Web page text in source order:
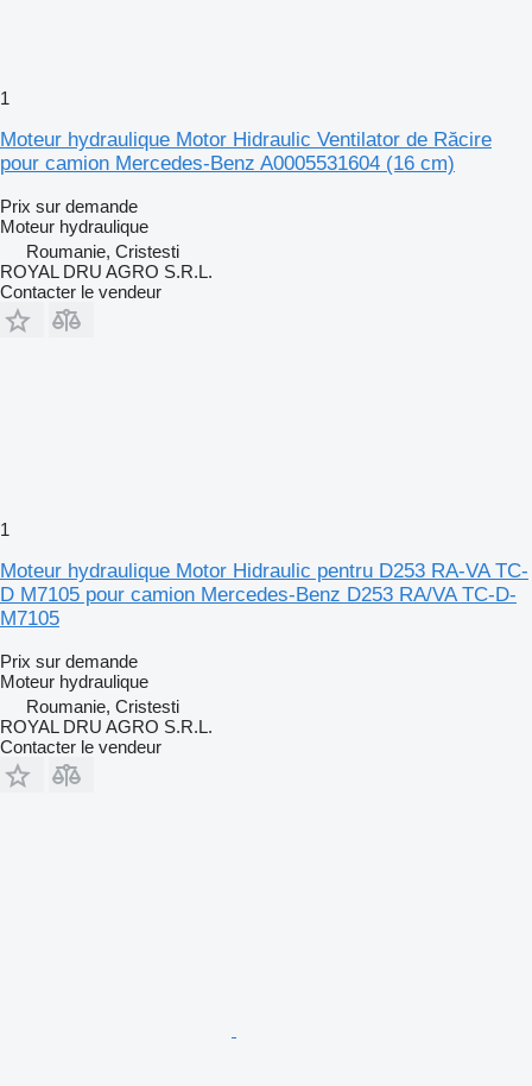
1
Moteur hydraulique Motor Hidraulic Ventilator de Răcire
pour camion Mercedes-Benz A0005531604 (16 cm)
Prix sur demande
Moteur hydraulique
Roumanie, Cristesti
ROYAL DRU AGRO S.R.L.
Contacter le vendeur
1
Moteur hydraulique Motor Hidraulic pentru D253 RA-VA TC-
D M7105 pour camion Mercedes-Benz D253 RA/VA TC-D-
M7105
Prix sur demande
Moteur hydraulique
Roumanie, Cristesti
ROYAL DRU AGRO S.R.L.
Contacter le vendeur